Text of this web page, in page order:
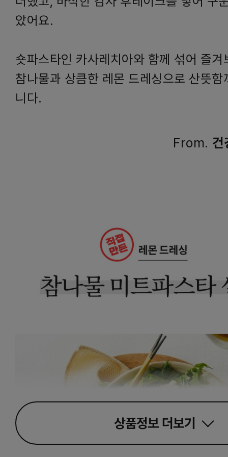
았어요.
숏파스타인 카사레치아와 함께 섞어 즐
참나물과 상큼한 레몬 드레싱으로 산뜻
니다.
From. 건
상품정보 더보기